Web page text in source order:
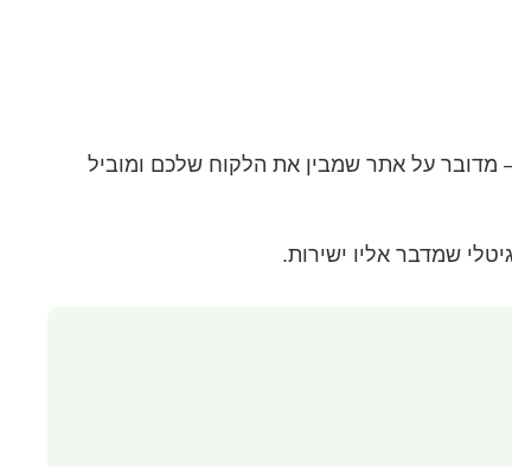
24/7. אבל לא מדובר רק על עיצוב יפה – מדובר על אתר שמבין את הלקוח שלכם ומוביל
שמדבר אליו ישירות.